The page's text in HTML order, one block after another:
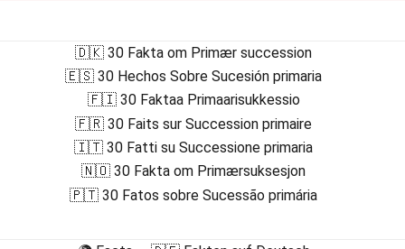
🇩🇰 30 Fakta om Primær succession
🇪🇸 30 Hechos Sobre Sucesión primaria
🇫🇮 30 Faktaa Primaarisukkessio
🇫🇷 30 Faits sur Succession primaire
🇮🇹 30 Fatti su Successione primaria
🇳🇴 30 Fakta om Primærsuksesjon
🇵🇹 30 Fatos sobre Sucessão primária